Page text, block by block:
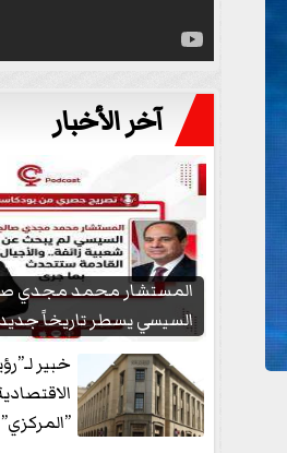
آخر الأخبار
المستشار محمد مجدي
السيسي يسطر تاريخاً
بشعبيته...
خبير